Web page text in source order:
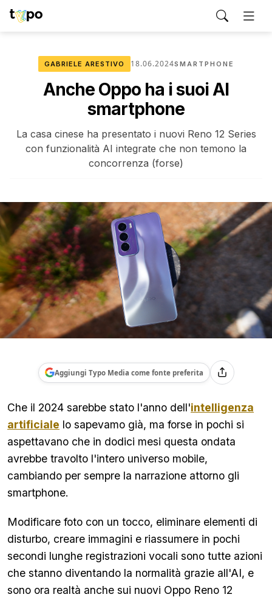
GABRIELE ARESTIVO 18.06.2024SMARTPHONE
Anche Oppo ha i suoi AI
smartphone
La casa cinese ha presentato i nuovi Reno 12 Series
con funzionalità AI integrate che non temono la
concorrenza (forse)
Aggiungi Typo Media come fonte preferita
Che il 2024 sarebbe stato l'anno dell'intelligenza
artificiale lo sapevamo già, ma forse in pochi si
aspettavano che in dodici mesi questa ondata
avrebbe travolto l'intero universo mobile,
cambiando per sempre la narrazione attorno gli
smartphone.
Modificare foto con un tocco, eliminare elementi di
disturbo, creare immagini e riassumere in pochi
secondi lunghe registrazioni vocali sono tutte azioni
che stanno diventando la normalità grazie all'AI, e
sono ora realtà anche sui nuovi Oppo Reno 12